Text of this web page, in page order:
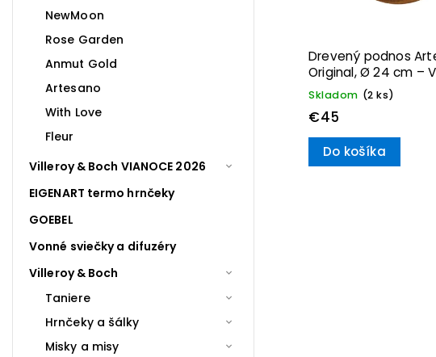
NewMoon
Rose Garden
Anmut Gold
Artesano
With Love
Fleur
Villeroy & Boch VIANOCE 2026
EIGENART termo hrnčeky
GOEBEL
Vonné sviečky a difuzéry
Villeroy & Boch
Taniere
Hrnčeky a šálky
Misky a misy
Drevený podnos
Original, Ø 24 cm –
Boch
Skladom (2 ks)
€45
Do košíka